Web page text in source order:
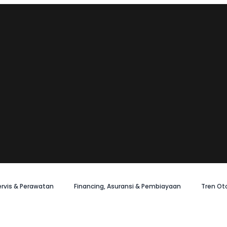
& Perawatan Financing, Asuransi & Pembiayaan Tren